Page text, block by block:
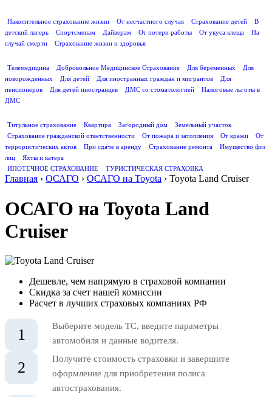
Накопительное страхование жизни
От несчастного случая Страхование детей
В
детский лагерь
Спортсменам Дайверам От потери работы От укуса клеща
На
случай смерти
Страхование жизни и здоровья
Телемедицина
Добровольное Медицинское Страхование Для беременных
Для
новорожденных
Для детей Для иностранных граждан и мигрантов
Для
пенсионеров
Для детей иностранцев ДМС со стоматологией
Налоговые льготы в
ДМС
Титульное страхование
Квартира Загородный дом
Земельный участок
Страхование гражданской ответственности
От пожара и затопления От кражи
От
террористических актов
При сдаче в аренду Страхование ремонта
Имущество физ
лиц
Яхты и катера
ИПОТЕЧНОЕ СТРАХОВАНИЕ
ТУРИСТИЧЕСКАЯ СТРАХОВКА
Главная › ОСАГО › ОСАГО на Toyota › Toyota Land Cruiser
ОСАГО на Toyota Land
Cruiser
Дешевле, чем напрямую в страховой компании
Скидка за счет нашей комиссии
Расчет в лучших страховых компаниях РФ
1
Выберите модель ТС, введите параметры
автомобиля и данные водителя.
2
Получите стоимость страховки и завершите
оформление для приобретения полиса
автострахования.